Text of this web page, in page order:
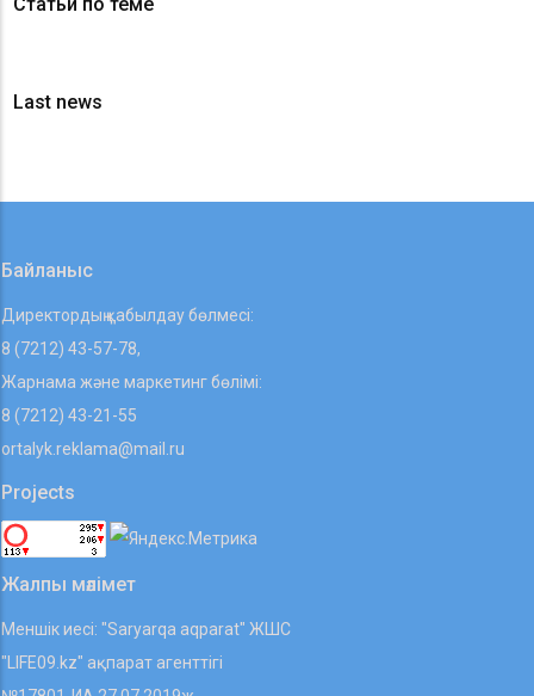
Last news
Байланыс
Директордың қабылдау бөлмесі:
8 (7212) 43-57-78,
Жарнама және маркетинг бөлімі:
8 (7212) 43-21-55
ortalyk.reklama@mail.ru
Projects
Жалпы мәлімет
Меншік иесі: "Saryarqa aqparat" ЖШС
"LIFE09.kz" ақпарат агенттігі